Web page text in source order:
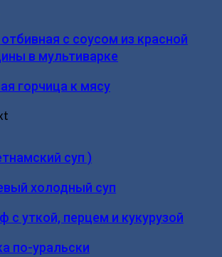
с соусом из красной
в мультиварке
горчица к мясу
суп )
холодный суп
с уткой, перцем и кукурузой
по-уральски